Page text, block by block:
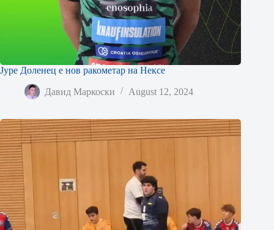
Јуре Доленец е нов ракометар на Нексе
Давид Маркоски August 12, 2024